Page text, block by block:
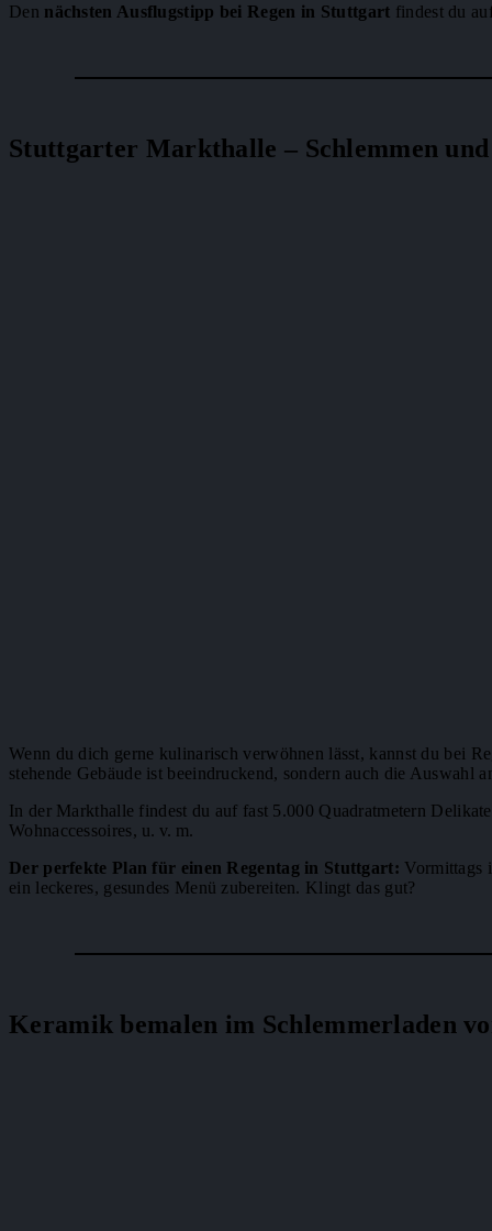
Den nächsten Ausflugstipp bei Regen in Stuttgart findest du
Stuttgarter Markthalle – Schlemmen und
Wenn du dich gerne kulinarisch verwöhnen lässt, kannst du bei
stehende Gebäude ist beeindruckend, sondern auch die Auswahl
In der Markthalle findest du auf fast 5.000 Quadratmetern
Wohnaccessoires, u. v. m.
Der perfekte Plan für einen Regentag in Stuttgart: Vormittags
ein leckeres, gesundes Menü zubereiten. Klingt das gut?
Keramik bemalen im Schlemmerladen